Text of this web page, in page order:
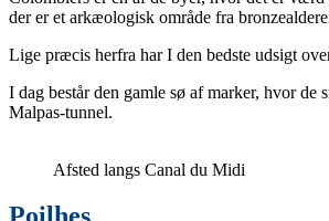
der er et arkæologisk område fra
Lige præcis herfra har I den bedste udsigt
I dag består den gamle sø af marker, hvor
Malpas-tunnel.
Afsted langs Canal du Midi